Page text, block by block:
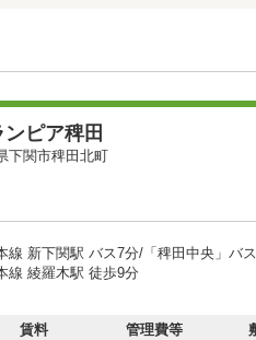
ンピア稗田
下関市稗田北町
線 新下関駅 バス7分/「稗田中央」バ
線 綾羅木駅 徒歩9分
賃料 管理費等